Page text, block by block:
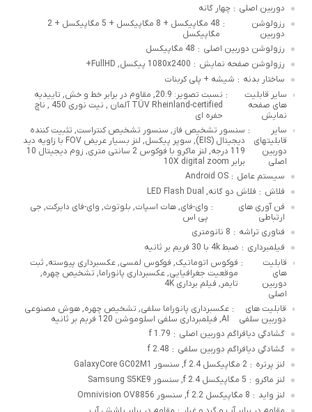
دوربین اصلی : چهار گانه
رزولوشن
دوربین
:
48 مگاپیکسل + 8 مگاپیکسل + 5 مگاپیکسل + 2
مگاپیکسل
رزولوشن دوربین اصلی : 48 مگاپیکسل
رزولوشن صفحه نمایش : 1080x2400 پیکسل, FullHD+
ساختار بدنه : شیشه + پلی کربنات
سایر قابلیت
های صفحه
نمایش
:
نسبت تصویر: 20:9, مقاوم در برابر خط و خش, تاییدیه
TÜV Rheinland-certified آلمان , نیت نوری 450 , ناچ
حفره ای
سایر
قابلیتهای
دوربین
اصلی
: سنسور تشخیص فاز, سنسور تشخیص کنتراست, تثبیت کننده
دیجیتال (EIS), سوپر پیکسل, لنز بسیار عریض FOV با زاویه دید
119 درجه, لنز ماکرو با فوکوس 2 سانتی متری, زوم دیجیتال 10
برابر 10X digital zoom
سیستم عامل :
Android OS
فلاش : فلاش دو گانه, LED Flash Dual
فن‌ آوری‌ های
ارتباطی
: وای-فای, هات اسپات, بلوتوث, وای-فای دایرکت, جی
پی اس
فناوری تراشه : 8 نانومتری
فیلمبرداری : ضبط 4k با 30 فریم بر ثانیه
قابلیت
های
دوربین
اصلی
: فوکوس اتوماتیک, فوکوس لمسی, عکسبرداری پیوسته, ثبت
موقعیت جغرافیایی, عکسبرداری پانوراما, تشخیص چهره,
تایمر, فیلم برداری 4K
قابلیت های
دوربین سلفی
: عکسبرداری پانوراما سلفی, تشخیص چهره, هوش مصنوعی
AI, فیلمبرداری سلفی اسلوموشن 120 فریم بر ثانیه
گشادگی دیافراگم دوربین اصلی :
f 1.79
گشادگی دیافراگم دوربین سلفی :
f 2.48
لنز پرتره : 2 مگاپیکسل f 2.4, سنسور GalaxyCore GC02M1
لنز ماکرو : 5 مگاپیکسل f 2.4, سنسور Samsung S5KE9
لنز واید : 8 مگاپیکسل f 2.2, سنسور Omnivision OV8856